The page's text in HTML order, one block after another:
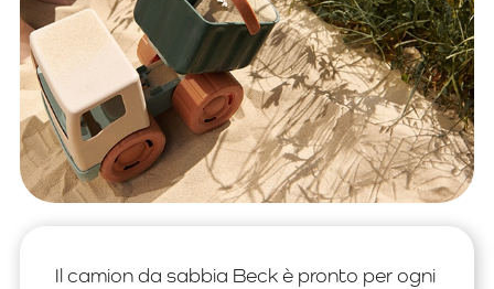
Il camion da sabbia Beck è pronto per ogni